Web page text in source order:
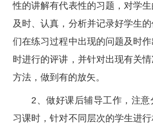
性的讲解有代表性的习题，对学
及时、认真，分析并记录好学生
们在练习过程中出现的问题及时
时进行的评讲，并针对出现有关
方法，做到有的放矢。
2、做好课后辅导工作，注意
习课时，针对不同层次的学生进